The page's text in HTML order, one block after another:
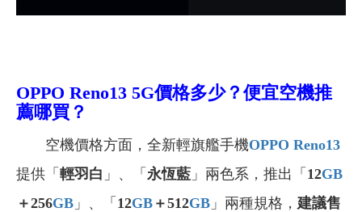
OPPO Reno13 5G價格多少？便宜空機推
薦哪買？
空機價格方面，全新輕旗艦手機OPPO Reno13
提供「 輕羽白 」、「 永恆藍 」兩色系，推出「 12GB
＋256GB 」、「 12GB ＋512GB 」兩種規格， 建議售